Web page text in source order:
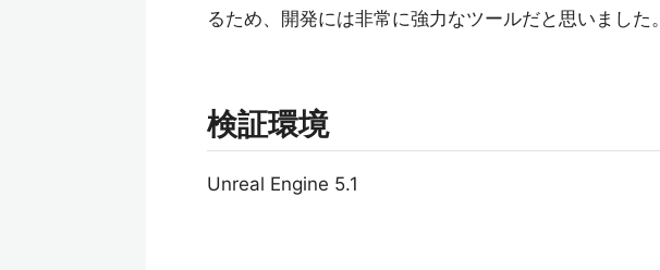
るため、開発には非常に強力なツールだと思いました。
検証環境
Unreal Engine 5.1